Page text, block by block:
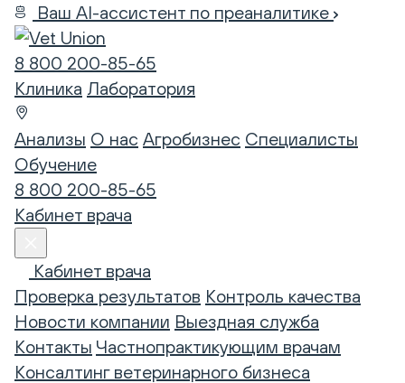
Ваш AI-ассистент по преаналитике
8 800 200-85-65
Клиника Лаборатория
Анализы О нас Агробизнес Специалисты
Обучение
8 800 200-85-65
Кабинет врача
Кабинет врача
Проверка результатов Контроль качества
Новости компании Выездная служба
Контакты Частнопрактикующим врачам
Консалтинг ветеринарного бизнеса